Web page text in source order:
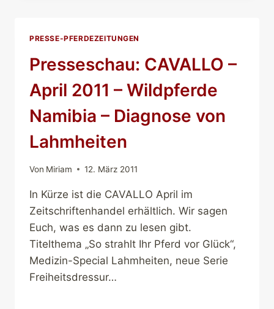
PRESSE-PFERDEZEITUNGEN
Presseschau: CAVALLO –
April 2011 – Wildpferde
Namibia – Diagnose von
Lahmheiten
Von Miriam 12. März 2011
In Kürze ist die CAVALLO April im
Zeitschriftenhandel erhältlich. Wir sagen
Euch, was es dann zu lesen gibt.
Titelthema „So strahlt Ihr Pferd vor Glück“,
Medizin-Special Lahmheiten, neue Serie
Freiheitsdressur…